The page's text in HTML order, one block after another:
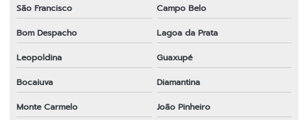
São Francisco
Campo Belo
Bom Despacho
Lagoa da Prata
Leopoldina
Guaxupé
Bocaiuva
Diamantina
Monte Carmelo
João Pinheiro